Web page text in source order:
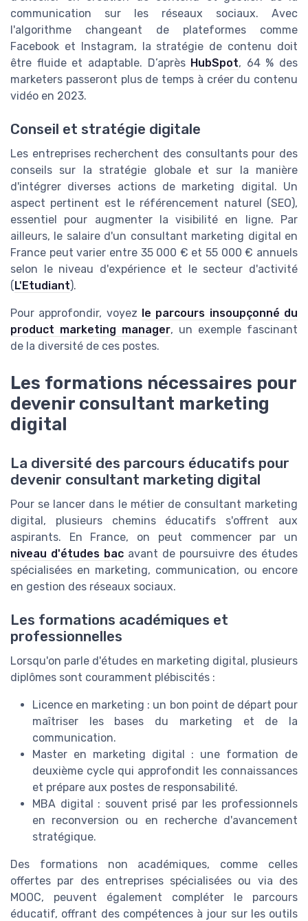
communication sur les réseaux sociaux. Avec
l'algorithme changeant de plateformes comme
Facebook et Instagram, la stratégie de contenu doit
être fluide et adaptable. D’après HubSpot, 64 % des
marketers passeront plus de temps à créer du contenu
vidéo en 2023.
Conseil et stratégie digitale
Les entreprises recherchent des consultants pour des
conseils sur la stratégie globale et sur la manière
d'intégrer diverses actions de marketing digital. Un
aspect pertinent est le référencement naturel (SEO),
essentiel pour augmenter la visibilité en ligne. Par
ailleurs, le salaire d'un consultant marketing digital en
France peut varier entre 35 000 € et 55 000 € annuels
selon le niveau d'expérience et le secteur d'activité
( L'Etudiant).
Pour approfondir, voyez
le parcours insoupçonné du
product marketing manager, un exemple fascinant
de la diversité de ces postes.
Les formations nécessaires pour
devenir consultant marketing
digital
La diversité des parcours éducatifs pour
devenir consultant marketing digital
Pour se lancer dans le métier de consultant marketing
digital, plusieurs chemins éducatifs s'offrent aux
aspirants. En France, on peut commencer par un
niveau d'études bac avant de poursuivre des études
spécialisées en marketing, communication, ou encore
en gestion des réseaux sociaux.
Les formations académiques et
professionnelles
Lorsqu'on parle d'études en marketing digital, plusieurs
diplômes sont couramment plébiscités :
Licence en marketing : un bon point de départ pour
maîtriser les bases du marketing et de la
communication.
Master en marketing digital : une formation de
deuxième cycle qui approfondit les connaissances
et prépare aux postes de responsabilité.
MBA digital : souvent prisé par les professionnels
en reconversion ou en recherche d'avancement
stratégique.
Des formations non académiques, comme celles
offertes par des entreprises spécialisées ou via des
MOOC, peuvent également compléter le parcours
éducatif, offrant des compétences à jour sur les outils